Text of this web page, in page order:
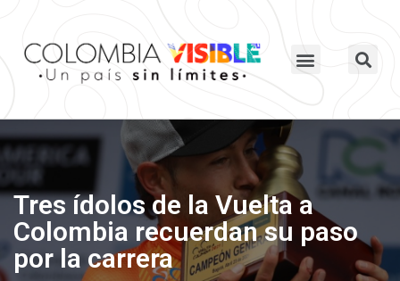
Tres ídolos de la Vuelta a
Colombia recuerdan su paso
por la carrera